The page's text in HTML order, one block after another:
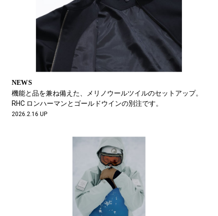
NEWS
機能と品を兼ね備えた、メリノウールツイルのセットアップ。
RHC ロンハーマンとゴールドウインの別注です。
2026.2.16 UP